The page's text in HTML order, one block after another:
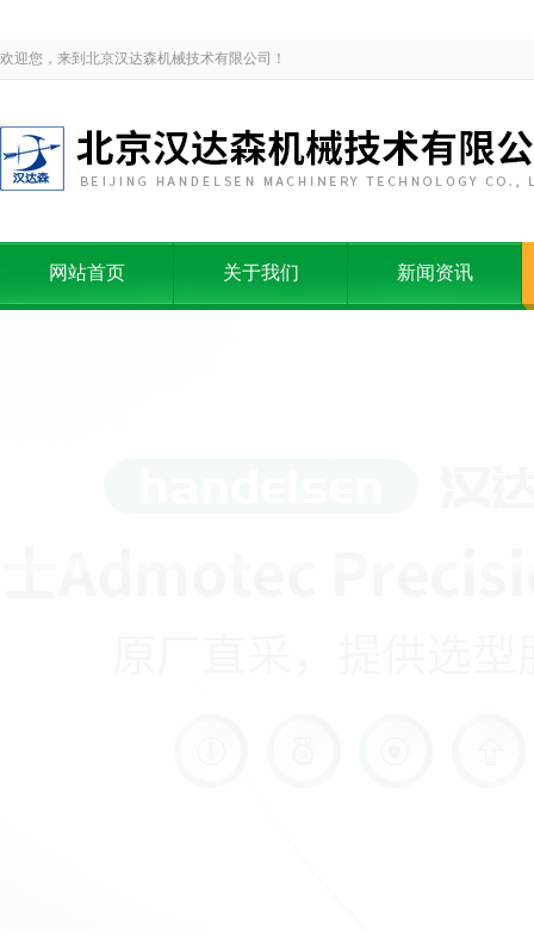
欢迎您，来到北京汉达森机械技术有限公司！
网站首页 关于我们 新闻资讯